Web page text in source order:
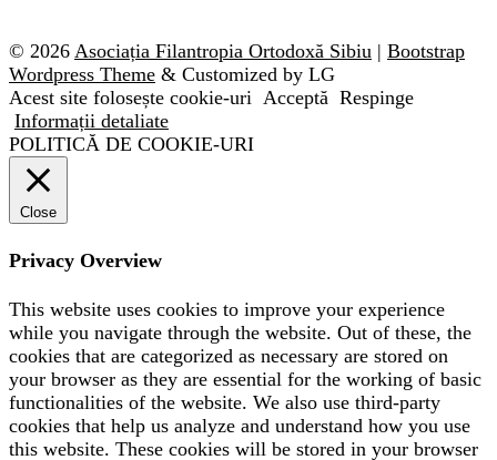
© 2026 Asociația Filantropia Ortodoxă Sibiu | Bootstrap
Wordpress Theme & Customized by LG
Acest site folosește cookie-uri Acceptă Respinge
Informații detaliate
POLITICĂ DE COOKIE-URI
Close
Privacy Overview
This website uses cookies to improve your experience
while you navigate through the website. Out of these, the
cookies that are categorized as necessary are stored on
your browser as they are essential for the working of basic
functionalities of the website. We also use third-party
cookies that help us analyze and understand how you use
this website. These cookies will be stored in your browser